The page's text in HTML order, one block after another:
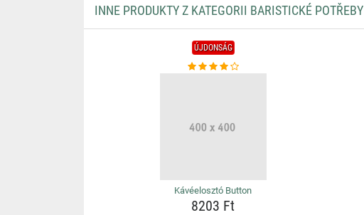
INNE PRODUKTY Z KATEGORII BARISTICKÉ POTŘEBY
ÚJDONSÁG
Kávéelosztó Button
8203 Ft